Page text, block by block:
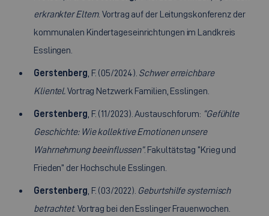
erkrankter Eltern. Vortrag auf der Leitungskonferenz der
kommunalen Kindertageseinrichtungen im Landkreis
Esslingen.
Gerstenberg , F. (05/2024). Schwer erreichbare
Klientel.Vortrag Netzwerk Familien, Esslingen.
Gerstenberg , F. (11/2023). Austauschforum: “Gefühlte
Geschichte: Wie kollektive Emotionen unsere
Wahrnehmung beeinflussen”. Fakultätstag “Krieg und
Frieden” der Hochschule Esslingen.
Gerstenberg , F. (03/2022). Geburtshilfe systemisch
betrachtet. Vortrag bei den Esslinger Frauenwochen.